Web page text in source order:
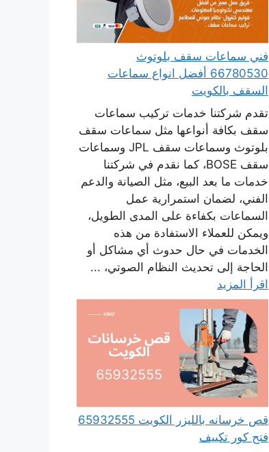
فني سماعات سقف بلوتوث
66780530 أفضل انواع سماعات
السقف بالكويت
تقدم شركتنا خدمات تركيب سماعات
سقف بكافة أنواعها مثل سماعات سقف
بلوتوث وسماعات سقف JPL وسماعات
سقف BOSE، كما نقدم في شركتنا
خدمات ما بعد البيع، مثل الصيانة والدعم
الفني، لضمان استمرارية عمل
السماعات بكفاءة على المدى الطويل،
ويمكن للعملاء الاستفادة من هذه
الخدمات في حال حدوث أي مشاكل أو
الحاجة إلى تحديث النظام الصوتي، ...
اقرأ المزيد
قص خرسانه بالليزر الكويت 65932555
فتح كور تكييف